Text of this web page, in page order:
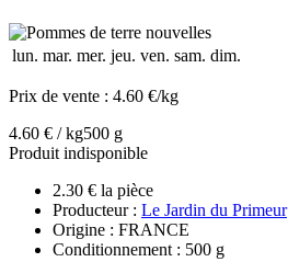
lun. mar. mer. jeu. ven. sam. dim.
Prix de vente : 4.60 €/kg
4.60 € / kg500 g
Produit indisponible
2.30 € la pièce
Producteur : Le Jardin du Primeur
Origine : FRANCE
Conditionnement : 500 g